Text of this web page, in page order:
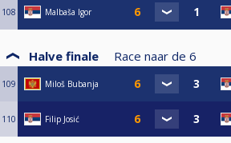
108 Malbaša Igor
Halve finale Race naar de 6
109 Miloš Bubanja
110 Filip Josić